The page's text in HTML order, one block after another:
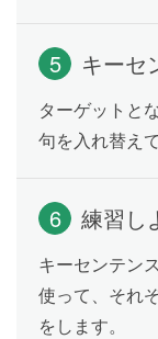
Lesson 18
Takahiro
毎日すること
Lesson 20
Lesson 16〜
5 キーセ
ターゲットと
句を入れ替え
6 練習し
キーセンテン
使って、それ
をします。